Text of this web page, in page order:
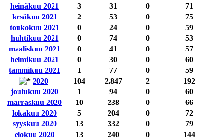
heinäkuu 2021
3 31 0
71
kesäkuu 2021
2 53 0
75
toukokuu 2021
0 24 0
59
huhtikuu 2021
0 74 0
53
maaliskuu 2021
0 41 0
57
helmikuu 2021
0 30 0
60
tammikuu 2021
1 77 0
59
2020
104 2,847 2
192
joulukuu 2020
1 94 0
60
marraskuu 2020
10 238 0
66
lokakuu 2020
5 204 0
72
syyskuu 2020
13 332 0
79
elokuu 2020
13 240 0 144